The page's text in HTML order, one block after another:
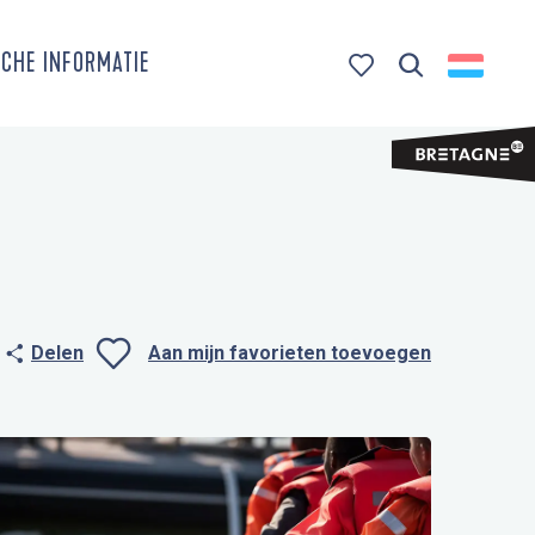
INFORMATIE
Delen Aan mijn favorieten toevoegen